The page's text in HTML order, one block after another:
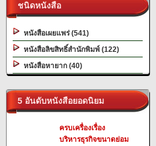
ชนิดหนังสือ
หนังสือเผยแพร่ (541)
หนังสือลิขสิทธิ์สำนักพิมพ์ (122)
หนังสือหายาก (40)
5 อันดับหนังสือยอดนิยม
ครบเครื่องเรื่อง
บริหารธุรกิจขนาดย่อม